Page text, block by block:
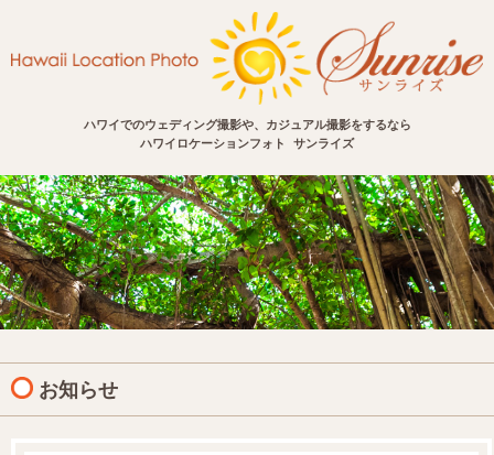
ハワイでのウェディング撮影や、カジュアル撮影をするなら
ハワイロケーションフォト サンライズ
お知らせ